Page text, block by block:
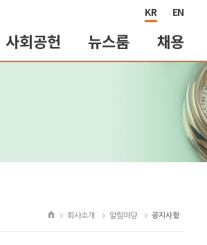
KR EN
사회공헌 뉴스룸 채용
회사소개 알림마당 공지사항